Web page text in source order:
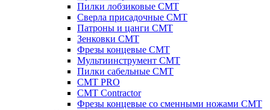
Пилки лобзиковые СМТ
Сверла присадочные СМТ
Патроны и цанги CMT
Зенковки СМТ
Фрезы концевые CMT
Мультиинструмент СМТ
Пилки сабельные СМТ
CMT PRO
CMT Contractor
Фрезы концевые со сменными ножами CMT